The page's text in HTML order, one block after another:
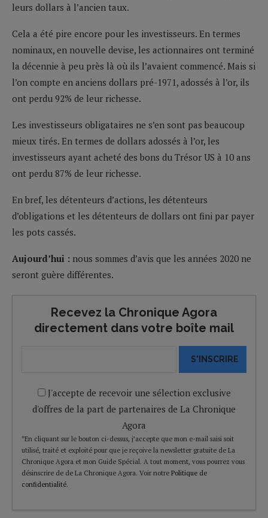
leurs dollars à l’ancien taux.
Cela a été pire encore pour les investisseurs. En termes
nominaux, en nouvelle devise, les actionnaires ont terminé
la décennie à peu près là où ils l’avaient commencé. Mais si
l’on compte en anciens dollars pré-1971, adossés à l’or, ils
ont perdu 92% de leur richesse.
Les investisseurs obligataires ne s’en sont pas beaucoup
mieux tirés. En termes de dollars adossés à l’or, les
investisseurs ayant acheté des bons du Trésor US à 10 ans
ont perdu 87% de leur richesse.
En bref, les détenteurs d’actions, les détenteurs
d’obligations et les détenteurs de dollars ont fini par payer
les pots cassés.
Aujourd’hui : nous sommes d’avis que les années 2020 ne
seront guère différentes.
Recevez la Chronique Agora
directement dans votre boîte mail
S'INSCRIRE
J'accepte de recevoir une sélection exclusive
d'offres de la part de partenaires de La Chronique
Agora
*En cliquant sur le bouton ci-dessus, j’accepte que mon e-mail saisi soit
utilisé, traité et exploité pour que je reçoive la newsletter gratuite de La
Chronique Agora et mon Guide Spécial. A tout moment, vous pourrez vous
désinscrire de de La Chronique Agora. Voir notre Politique de
confidentialité.